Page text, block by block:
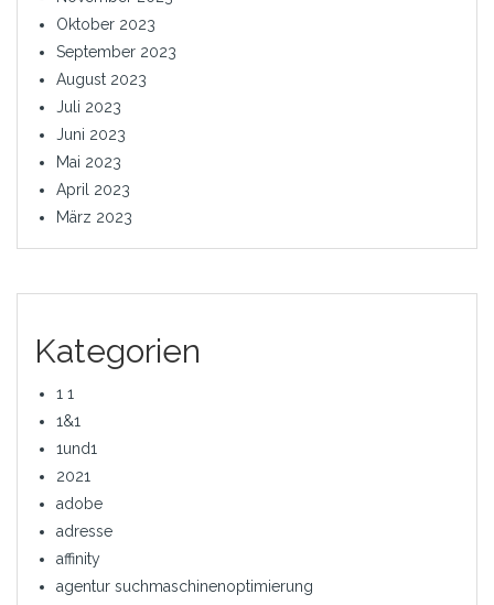
Oktober 2023
September 2023
August 2023
Juli 2023
Juni 2023
Mai 2023
April 2023
März 2023
Kategorien
1 1
1&1
1und1
2021
adobe
adresse
affinity
agentur suchmaschinenoptimierung